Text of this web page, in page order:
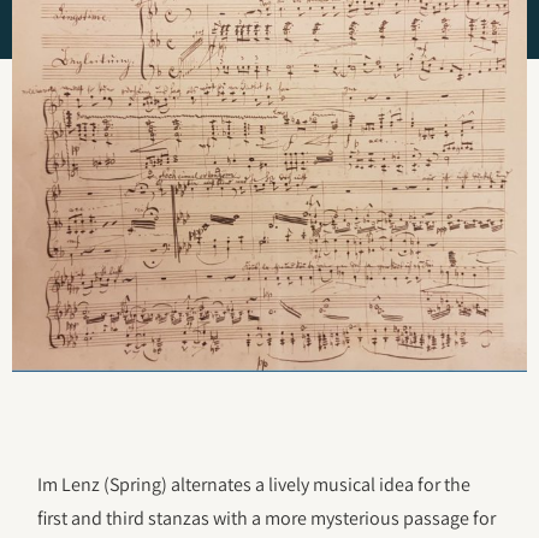
Im Lenz (Spring) alternates a lively musical idea for the
first and third stanzas with a more mysterious passage for